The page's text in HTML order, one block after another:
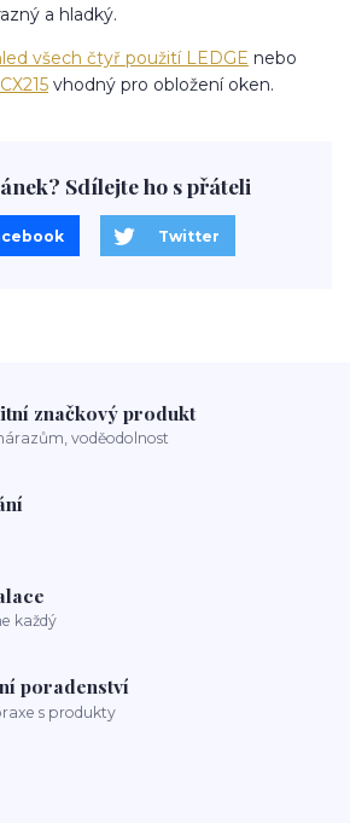
a hladký.
všech čtyř použití LEDGE nebo
vhodný pro obložení oken.
Sdílejte ho s přáteli
Twitter
značkový produkt
voděodolnost
každý
poradenství
s produkty